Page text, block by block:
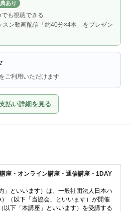
あり
も視聴できる
スン動画配信「約40分×4本」をプレゼン
ご利用いただけます
払い詳細を見る
座・オンライン講座・通信講座・1DAY
」といいます）は、一般社団法人日本ハ
（以下「当協会」といいます）が開催
以下「本講座」といいます）を受講する